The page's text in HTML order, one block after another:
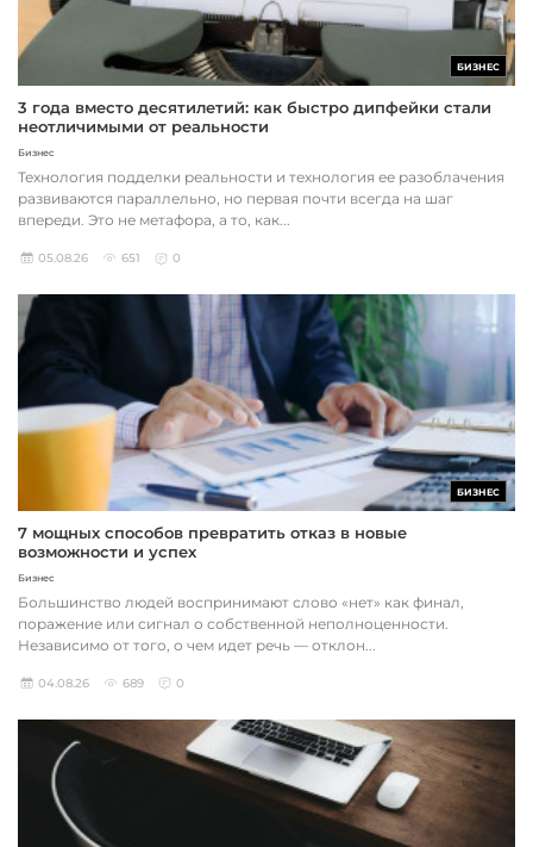
БИЗНЕС
3 года вместо десятилетий: как быстро дипфейки стали
неотличимыми от реальности
Бизнес
Технология подделки реальности и технология ее разоблачения
развиваются параллельно, но первая почти всегда на шаг
впереди. Это не метафора, а то, как...
05.08.26 651 0
БИЗНЕС
7 мощных способов превратить отказ в новые
возможности и успех
Бизнес
Большинство людей воспринимают слово «нет» как финал,
поражение или сигнал о собственной неполноценности.
Независимо от того, о чем идет речь — отклон...
04.08.26 689 0